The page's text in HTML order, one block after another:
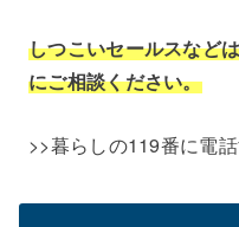
しつこいセールスなど
にご相談ください。
>>暮らしの119番に電